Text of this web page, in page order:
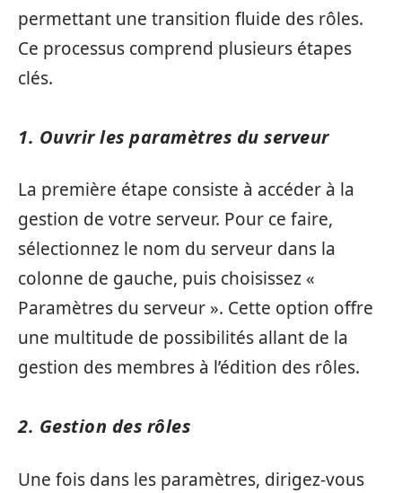
permettant une transition fluide des rôles.
Ce processus comprend plusieurs étapes
clés.
1. Ouvrir les paramètres du serveur
La première étape consiste à accéder à la
gestion de votre serveur. Pour ce faire,
sélectionnez le nom du serveur dans la
colonne de gauche, puis choisissez «
Paramètres du serveur ». Cette option offre
une multitude de possibilités allant de la
gestion des membres à l’édition des rôles.
2. Gestion des rôles
Une fois dans les paramètres, dirigez-vous